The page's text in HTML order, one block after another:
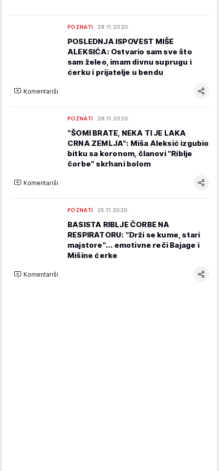
POZNATI 29.11.2020.
POSLEDNJA ISPOVEST MIŠE
ALEKSIĆA: Ostvario sam sve što
sam želeo, imam divnu suprugu i
ćerku i prijatelje u bendu
Komentariši
POZNATI 29.11.2020.
"ŠOMI BRATE, NEKA TI JE LAKA
CRNA ZEMLJA": Miša Aleksić izgubio
bitku sa koronom, članovi "Riblje
čorbe" skrhani bolom
Komentariši
POZNATI 25.11.2020.
BASISTA RIBLJE ČORBE NA
RESPIRATORU: "Drži se kume, stari
majstore"... emotivne reči Bajage i
Mišine ćerke
Komentariši